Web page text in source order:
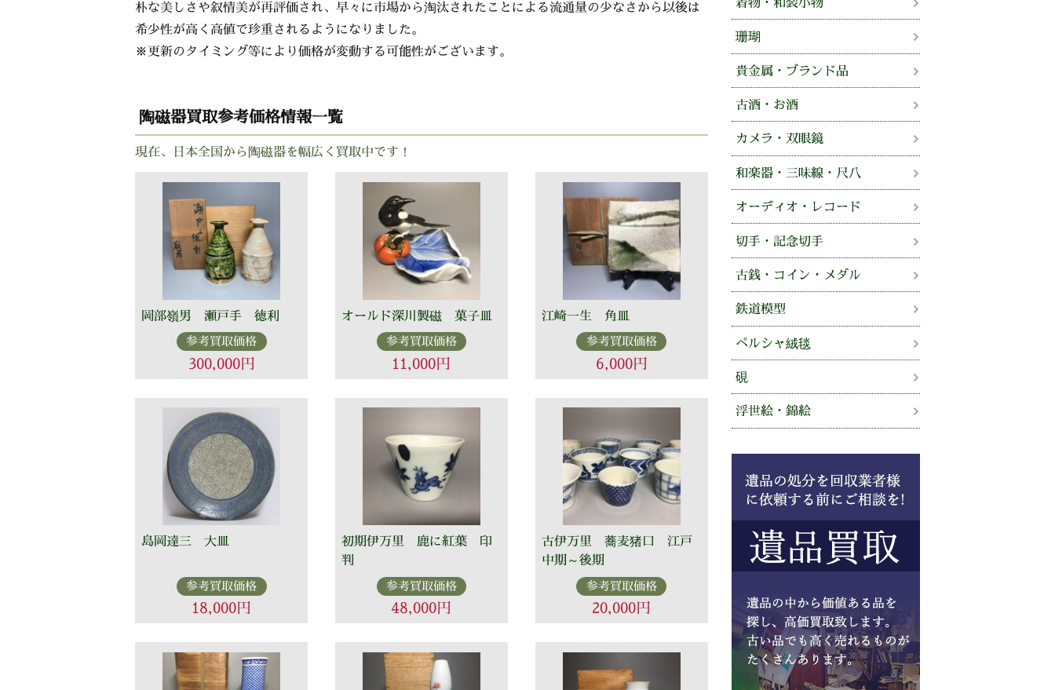
朴な美しさや叙情美が再評価され、早々に市場から淘汰されたことによる流通量の少なさから以後は
希少性が高く高値で珍重されるようになりました。
※更新のタイミング等により価格が変動する可能性がございます。
陶磁器買取参考価格情報一覧
現在、日本全国から陶磁器を幅広く買取中です！
岡部嶺男 瀬戸手 徳利
参考買取価格
300,000円
オールド深川製磁 菓子皿
参考買取価格
11,000円
江崎一生 角皿
参考買取価格
6,000円
島岡達三 大皿
参考買取価格
18,000円
初期伊万里 鹿に紅葉 印
判
参考買取価格
48,000円
古伊万里 蕎麦猪口 江戸
中期～後期
参考買取価格
20,000円
珊瑚
貴金属・ブランド品
古酒・お酒
カメラ・双眼鏡
和楽器・三味線・尺八
オーディオ・レコード
切手・記念切手
古銭・コイン・メダル
鉄道模型
ペルシャ絨毯
硯
浮世絵・錦絵